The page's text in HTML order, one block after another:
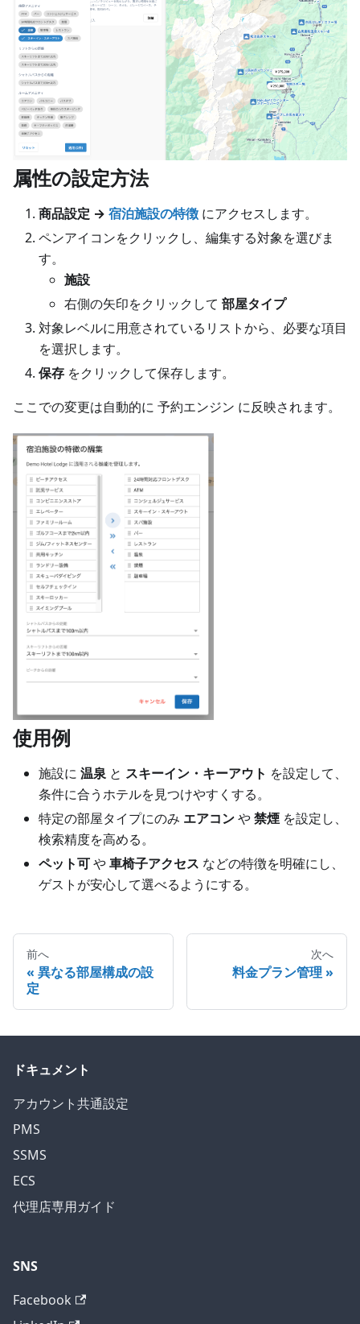
属性の設定方法
商品設定 → 宿泊施設の特徴 にアクセスします。
ペンアイコンをクリックし、編集する対象を選びま
す。
施設
右側の矢印をクリックして 部屋タイプ
対象レベルに用意されているリストから、必要な項目
を選択します。
保存 をクリックして保存します。
ここでの変更は自動的に 予約エンジン に反映されます。
使用例
施設に 温泉 と スキーイン・キーアウト を設定して、
条件に合うホテルを見つけやすくする。
特定の部屋タイプにのみ エアコンや禁煙 を設定し、
検索精度を高める。
ペット可や車椅子アクセス などの特徴を明確にし、
ゲストが安心して選べるようにする。
前へ
異なる部屋構成の設
定
次へ
料金プラン管理
ドキュメント
アカウント共通設定
PMS
SSMS
ECS
代理店専用ガイド
SNS
Facebook